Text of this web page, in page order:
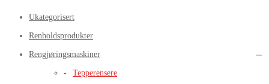
Ukategorisert
Renholdsprodukter
Rengjøringsmaskiner
Tepperensere